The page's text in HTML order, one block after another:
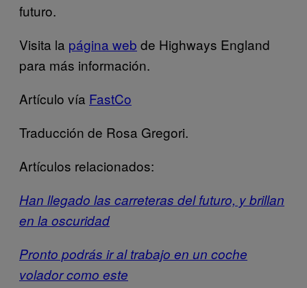
futuro.
Visita la página web de Highways England
para más información.
Artículo vía FastCo
Traducción de Rosa Gregori.
Artículos relacionados:
Han llegado las carreteras del futuro, y brillan
en la oscuridad
Pronto podrás ir al trabajo en un coche
volador como este